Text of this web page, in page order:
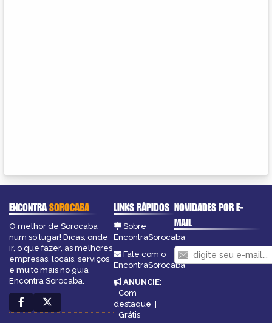
ENCONTRASOROCABA
O melhor de Sorocaba
num só lugar! Dicas, onde
ir, o que fazer, as melhores
empresas, locais, serviços
e muito mais no guia
Encontra Sorocaba.
LINKS RÁPIDOS
Sobre
EncontraSorocaba
Fale com o
EncontraSorocaba
ANUNCIE:
Com
destaque |
Grátis
NOVIDADES POR E-
MAIL